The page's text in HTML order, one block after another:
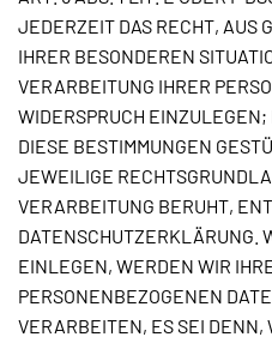
JEDERZEIT DAS RECHT, AUS
IHRER BESONDEREN
VERARBEITUNG IHRER
WIDERSPRUCH
DIESE BESTIMMUNGEN
JEWEILIGE
VERARBEITUNG BERUHT,
DATENSCHUTZERKLÄRUNG.
EINLEGEN, WERDEN WIR
PERSONENBEZOGENEN
VERARBEITEN, ES SEI DENN,